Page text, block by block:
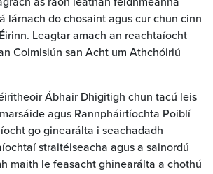
lárnach do chosaint agus cur chun cinn
Leagtar amach an reachtaíocht
Coimisiún san Acht um Athchóiriú
Ábhair Dhigitigh chun tacú leis
agus Rannpháirtíochta Poiblí
go ginearálta i seachadadh
straitéiseacha agus a sainordú
maith le feasacht ghinearálta a chothú